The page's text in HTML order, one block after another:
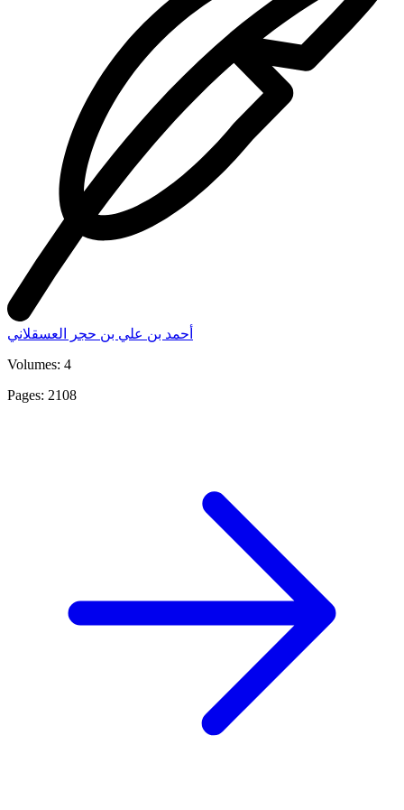
أحمد بن علي بن حجر العسقلاني
Volumes: 4
Pages: 2108